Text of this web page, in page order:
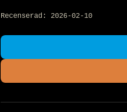
Recenserad: 2026-02-10